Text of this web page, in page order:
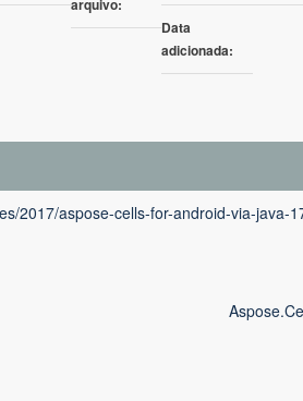
arquivo:
Data
adicionada:
2017/aspose-cells-for-android-via-java-